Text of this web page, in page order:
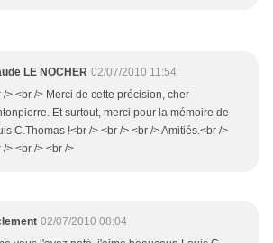
LE NOCHER 02/07/2010 11:54
/> <br /> Merci de cette précision, cher
Et surtout, merci pour la mémoire de
C.Thomas !<br /> <br /> <br /> Amitiés.<br />
/> <br /> <br />
02/07/2010 08:04